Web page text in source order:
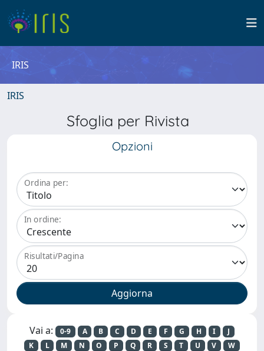
IRIS
IRIS
Sfoglia per Rivista
Opzioni
Ordina per:
In ordine:
Risultati/Pagina
Vai a: 0-9 A B C D E F G H I
J
K
L M N O P Q R S T U V
W